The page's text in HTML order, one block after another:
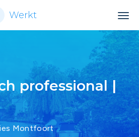
Werkt
professional |
Montfoort